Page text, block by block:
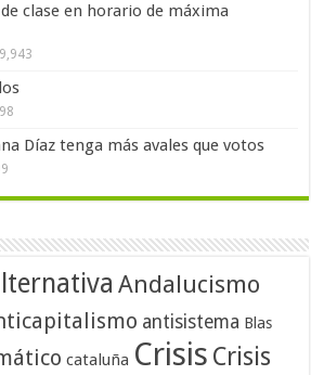
clase en horario de máxima
Díaz tenga más avales que votos
Andalucismo
antisistema Blas
cataluña Crisis Crisis